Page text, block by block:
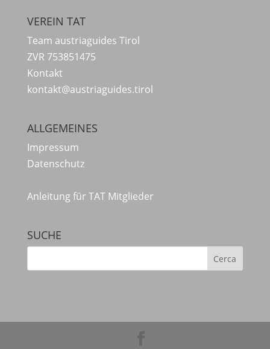
VEREIN TAT
Team austriaguides Tirol
ZVR 753851475
Kontakt
kontakt@austriaguides.tirol
ALLGEMEINES
Impressum
Datenschutz
Anleitung für TAT Mitglieder
SUCHE